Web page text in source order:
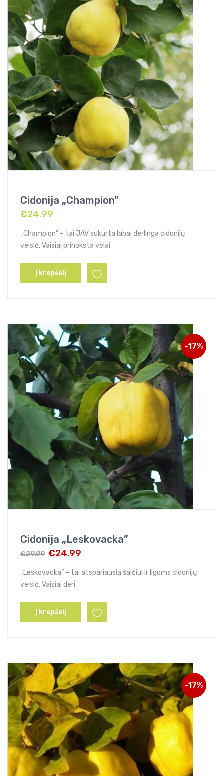
Cidonija „Champion”
€24.99
„Champion” – tai JAV sukurta labai derlinga cidonijų
veislė. Vaisiai prinoksta vėlai
Į krepšelį
-17%
Cidonija „Leskovacka”
€29.99
price
was:
€24.99
price
is:
„Leskovacka” – tai atspariausia šalčiui ir ligoms cidonijų
veislė. Vaisiai deri
Į krepšelį
-17%